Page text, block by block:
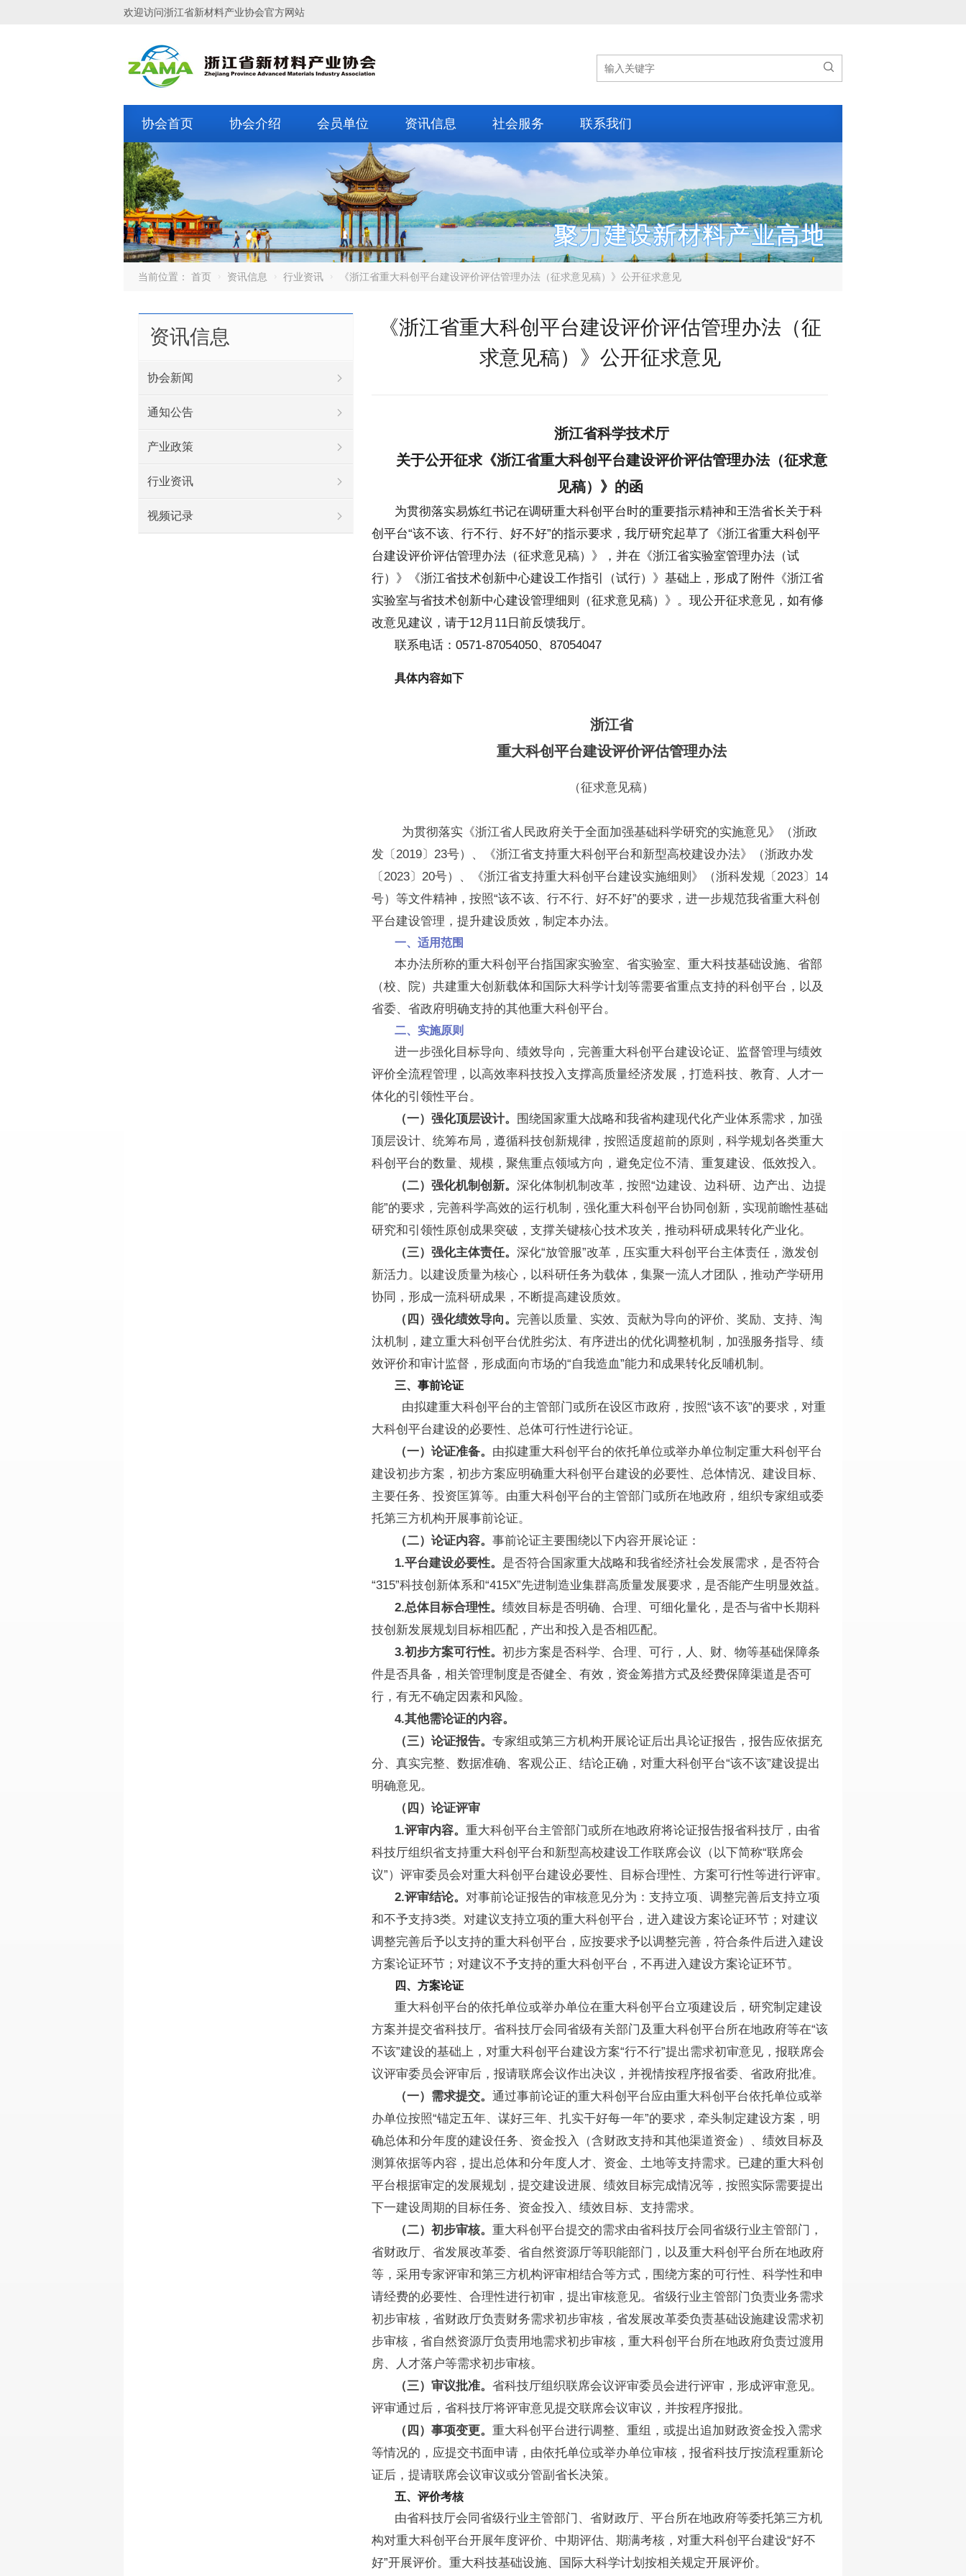
欢迎访问浙江省新材料产业协会官方网站

协会首页 协会介绍 会员单位 资讯信息 社会服务 联系我们
当前位置： 首页 资讯信息 行业资讯 《浙江省重大科创平台建设评价评估管理办法（征求意见稿）》公开征求意见
《浙江省重大科创平台建设评价评估管理办法（征
求意见稿）》公开征求意见
浙江省科学技术厅
关于公开征求《浙江省重大科创平台建设评价评估管理办法（征求意
见稿）》的函
为贯彻落实易炼红书记在调研重大科创平台时的重要指示精神和王浩省长关于科
创平台“该不该、行不行、好不好”的指示要求，我厅研究起草了《浙江省重大科创平
台建设评价评估管理办法（征求意见稿）》，并在《浙江省实验室管理办法（试
行）》《浙江省技术创新中心建设工作指引（试行）》基础上，形成了附件《浙江省
实验室与省技术创新中心建设管理细则（征求意见稿）》。现公开征求意见，如有修
改意见建议，请于12月11日前反馈我厅。
联系电话：0571-87054050、87054047
具体内容如下
浙江省
重大科创平台建设评价评估管理办法
（征求意见稿）
为贯彻落实《浙江省人民政府关于全面加强基础科学研究的实施意见》（浙政
发〔2019〕23号）、《浙江省支持重大科创平台和新型高校建设办法》（浙政办发
〔2023〕20号）、《浙江省支持重大科创平台建设实施细则》（浙科发规〔2023〕14
号）等文件精神，按照“该不该、行不行、好不好”的要求，进一步规范我省重大科创
平台建设管理，提升建设质效，制定本办法。
一、适用范围
本办法所称的重大科创平台指国家实验室、省实验室、重大科技基础设施、省部
（校、院）共建重大创新载体和国际大科学计划等需要省重点支持的科创平台，以及
省委、省政府明确支持的其他重大科创平台。
二、实施原则
进一步强化目标导向、绩效导向，完善重大科创平台建设论证、监督管理与绩效
评价全流程管理，以高效率科技投入支撑高质量经济发展，打造科技、教育、人才一
体化的引领性平台。
（一）强化顶层设计。
围绕国家重大战略和我省构建现代化产业体系需求，加强
顶层设计、统筹布局，遵循科技创新规律，按照适度超前的原则，科学规划各类重大
科创平台的数量、规模，聚焦重点领域方向，避免定位不清、重复建设、低效投入。
（二）强化机制创新。 深化体制机制改革，按照“边建设、边科研、边产出、边提
能”的要求，完善科学高效的运行机制，强化重大科创平台协同创新，实现前瞻性基础
研究和引领性原创成果突破，支撑关键核心技术攻关，推动科研成果转化产业化。
（三）强化主体责任。 深化“放管服”改革，压实重大科创平台主体责任，激发创
新活力。以建设质量为核心，以科研任务为载体，集聚一流人才团队，推动产学研用
协同，形成一流科研成果，不断提高建设质效。
（四）强化绩效导向。 完善以质量、实效、贡献为导向的评价、奖励、支持、淘
汰机制，建立重大科创平台优胜劣汰、有序进出的优化调整机制，加强服务指导、绩
效评价和审计监督，形成面向市场的“自我造血”能力和成果转化反哺机制。
三、事前论证
由拟建重大科创平台的主管部门或所在设区市政府，按照“该不该”的要求，对重
大科创平台建设的必要性、总体可行性进行论证。
（一）论证准备。 由拟建重大科创平台的依托单位或举办单位制定重大科创平台
建设初步方案，初步方案应明确重大科创平台建设的必要性、总体情况、建设目标、
主要任务、投资匡算等。由重大科创平台的主管部门或所在地政府，组织专家组或委
托第三方机构开展事前论证。
（二）论证内容。 事前论证主要围绕以下内容开展论证：
1.平台建设必要性。 是否符合国家重大战略和我省经济社会发展需求，是否符合
“315”科技创新体系和“415X”先进制造业集群高质量发展要求，是否能产生明显效益。
2.总体目标合理性。 绩效目标是否明确、合理、可细化量化，是否与省中长期科
技创新发展规划目标相匹配，产出和投入是否相匹配。
3.初步方案可行性。 初步方案是否科学、合理、可行，人、财、物等基础保障条
件是否具备，相关管理制度是否健全、有效，资金筹措方式及经费保障渠道是否可
行，有无不确定因素和风险。
4.其他需论证的内容。
（三）论证报告。 专家组或第三方机构开展论证后出具论证报告，报告应依据充
分、真实完整、数据准确、客观公正、结论正确，对重大科创平台“该不该”建设提出
明确意见。
（四）论证评审
1.评审内容。 重大科创平台主管部门或所在地政府将论证报告报省科技厅，由省
科技厅组织省支持重大科创平台和新型高校建设工作联席会议（以下简称“联席会
议”）评审委员会对重大科创平台建设必要性、目标合理性、方案可行性等进行评审。
2.评审结论。 对事前论证报告的审核意见分为：支持立项、调整完善后支持立项
和不予支持3类。对建议支持立项的重大科创平台，进入建设方案论证环节；对建议
调整完善后予以支持的重大科创平台，应按要求予以调整完善，符合条件后进入建设
方案论证环节；对建议不予支持的重大科创平台，不再进入建设方案论证环节。
四、方案论证
重大科创平台的依托单位或举办单位在重大科创平台立项建设后，研究制定建设
方案并提交省科技厅。省科技厅会同省级有关部门及重大科创平台所在地政府等在“该
不该”建设的基础上，对重大科创平台建设方案“行不行”提出需求初审意见，报联席会
议评审委员会评审后，报请联席会议作出决议，并视情按程序报省委、省政府批准。
（一）需求提交。 通过事前论证的重大科创平台应由重大科创平台依托单位或举
办单位按照“锚定五年、谋好三年、扎实干好每一年”的要求，牵头制定建设方案，明
确总体和分年度的建设任务、资金投入（含财政支持和其他渠道资金）、绩效目标及
测算依据等内容，提出总体和分年度人才、资金、土地等支持需求。已建的重大科创
平台根据审定的发展规划，提交建设进展、绩效目标完成情况等，按照实际需要提出
下一建设周期的目标任务、资金投入、绩效目标、支持需求。
（二）初步审核。 重大科创平台提交的需求由省科技厅会同省级行业主管部门，
省财政厅、省发展改革委、省自然资源厅等职能部门，以及重大科创平台所在地政府
等，采用专家评审和第三方机构评审相结合等方式，围绕方案的可行性、科学性和申
请经费的必要性、合理性进行初审，提出审核意见。省级行业主管部门负责业务需求
初步审核，省财政厅负责财务需求初步审核，省发展改革委负责基础设施建设需求初
步审核，省自然资源厅负责用地需求初步审核，重大科创平台所在地政府负责过渡用
房、人才落户等需求初步审核。
（三）审议批准。 省科技厅组织联席会议评审委员会进行评审，形成评审意见。
评审通过后，省科技厅将评审意见提交联席会议审议，并按程序报批。
（四）事项变更。 重大科创平台进行调整、重组，或提出追加财政资金投入需求
等情况的，应提交书面申请，由依托单位或举办单位审核，报省科技厅按流程重新论
证后，提请联席会议审议或分管副省长决策。
五、评价考核
由省科技厅会同省级行业主管部门、省财政厅、平台所在地政府等委托第三方机
构对重大科创平台开展年度评价、中期评估、期满考核，对重大科创平台建设“好不
好”开展评价。重大科技基础设施、国际大科学计划按相关规定开展评价。
资讯信息
协会新闻
通知公告
产业政策
行业资讯
视频记录